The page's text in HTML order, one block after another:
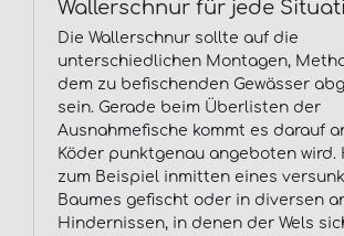
Wallerschnur für jede
Die Wallerschnur sollte auf die
unterschiedlichen Montagen,
dem zu befischenden Gewässer
sein. Gerade beim Überlisten der
Ausnahmefische kommt es darauf
Köder punktgenau angeboten wird.
zum Beispiel inmitten eines
Baumes gefischt oder in diversen
Hindernissen, in denen der Wels